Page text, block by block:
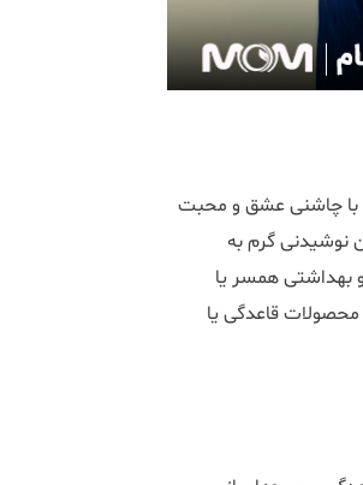
با چاشنی عشق و محبت
نوشیدنی گرم به
بهداشتی همسر یا
قاعدگی یا